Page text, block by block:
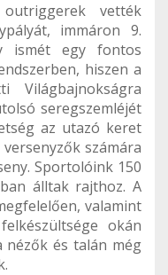
vették
immáron 9.
ismét egy fontos
hiszen a
Világbajnokságra
seregszemléjét
az utazó keret
számára
Sportolóink 150
álltak rajthoz. A
valamint
okán
nézők és talán még